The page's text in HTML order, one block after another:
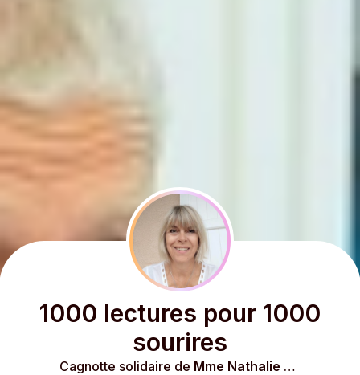
1000 lectures pour 1000
sourires
Cagnotte solidaire de Mme Nathalie Gosselin